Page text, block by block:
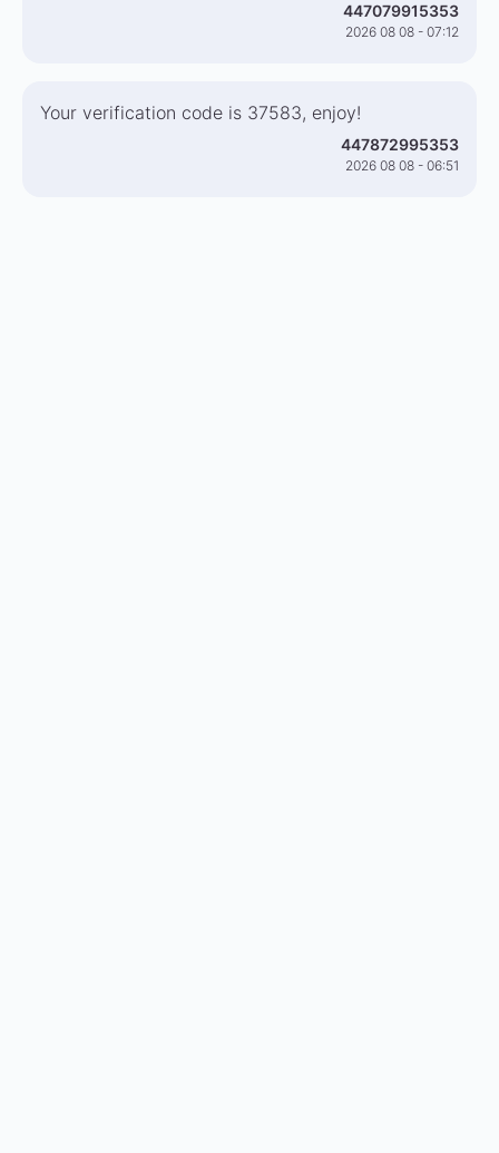
447079915353
2026 08 08 - 07:12
Your verification code is 37583, enjoy!
447872995353
2026 08 08 - 06:51